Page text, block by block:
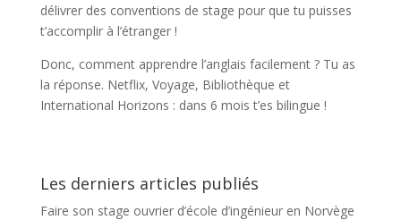
délivrer des conventions de stage pour que tu puisses
t’accomplir à l’étranger !
Donc, comment apprendre l’anglais facilement ? Tu as
la réponse. Netflix, Voyage, Bibliothèque et
International Horizons : dans 6 mois t’es bilingue !
Les derniers articles publiés
Faire son stage ouvrier d’école d’ingénieur en Norvège